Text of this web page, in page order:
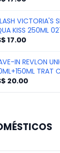
VICTORIA'S
KISS 250ML
17.00
IN REVLON
TRAT
8985
20.00